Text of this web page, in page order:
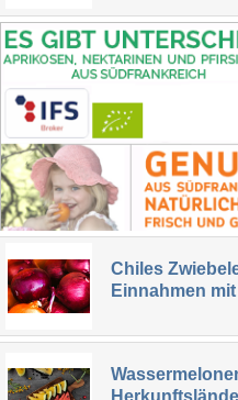
Chiles
Einnahmen